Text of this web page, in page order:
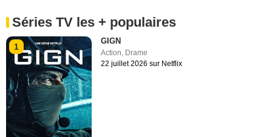
Séries TV les + populaires
1
GIGN
Action, Drame
22 juillet 2026 sur Netflix